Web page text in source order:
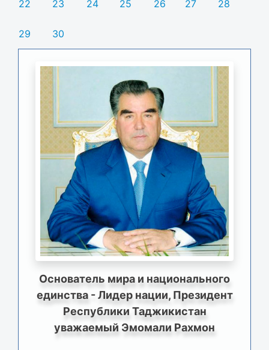
22 23 24 25 26 27 28
29 30
Основатель мира и национального
единства - Лидер нации, Президент
Республики Таджикистан
уважаемый Эмомали Рахмон